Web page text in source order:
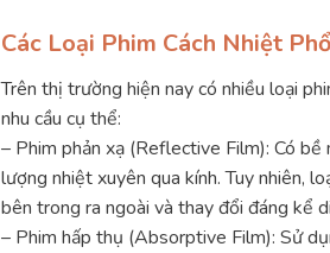
Các Loại Phim Cách Nhiệt
Trên thị trường hiện nay có nhiều loại
nhu cầu cụ thể:
– Phim phản xạ (Reflective Film): Có
lượng nhiệt xuyên qua kính. Tuy nhiên,
bên trong ra ngoài và thay đổi đáng kể
– Phim hấp thụ (Absorptive Film): Sử